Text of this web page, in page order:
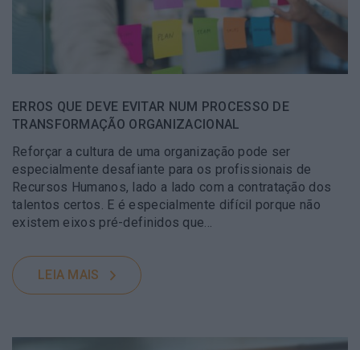
ERROS QUE DEVE EVITAR NUM PROCESSO DE
TRANSFORMAÇÃO ORGANIZACIONAL
Reforçar a cultura de uma organização pode ser
especialmente desafiante para os profissionais de
Recursos Humanos, lado a lado com a contratação dos
talentos certos. E é especialmente difícil porque não
existem eixos pré-definidos que…
LEIA MAIS